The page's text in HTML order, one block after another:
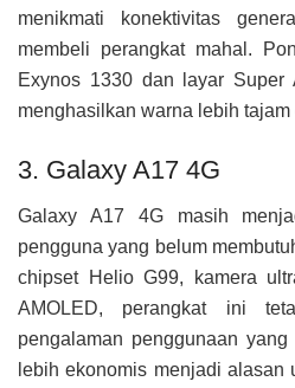
menikmati konektivitas
membeli perangkat mahal.
Exynos 1330 dan layar Super
menghasilkan warna lebih
3. Galaxy A17 4G
Galaxy A17 4G masih
pengguna yang belum
chipset Helio G99, kamera
AMOLED, perangkat ini
pengalaman penggunaan
lebih ekonomis menjadi alasan